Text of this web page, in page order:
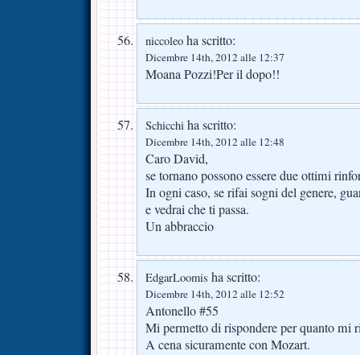
niccoleo ha scritto:
Dicembre 14th, 2012 alle 12:37
Moana Pozzi!Per il dopo!!
Schicchi ha scritto:
Dicembre 14th, 2012 alle 12:48
Caro David,
se tornano possono essere due ottimi
In ogni caso, se rifai sogni del genere,
e vedrai che ti passa.
Un abbraccio
EdgarLoomis ha scritto:
Dicembre 14th, 2012 alle 12:52
Antonello #55
Mi permetto di rispondere per quanto mi
A cena sicuramente con Mozart.